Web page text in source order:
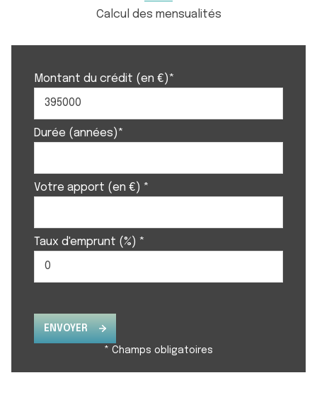
Calcul des mensualités
Montant du crédit (en €)*
Durée (années)*
Votre apport (en €) *
Taux d'emprunt (%) *
ENVOYER
* Champs obligatoires